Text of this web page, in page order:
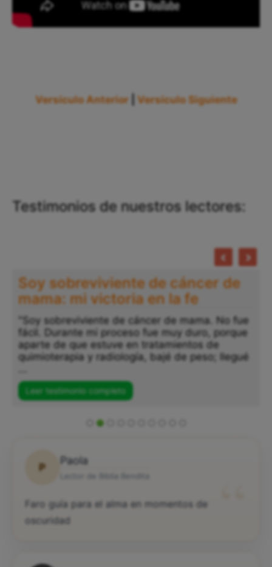
Versículo Anterior Versículo Siguiente
Testimonios de nuestros lectores:
Soy sobreviviente de cáncer de
mama: mi victoria en la fe
"Soy sobreviviente de cáncer de mama. No fue
fácil. Durante mi proceso fue muy duro, porque
aparte de que estuve en tratamientos de
quimioterapia y radiología, bajé de peso; llegué
Leer testimonio completo
P
Paola
Faro guía para el alma en momentos de
oscuridad